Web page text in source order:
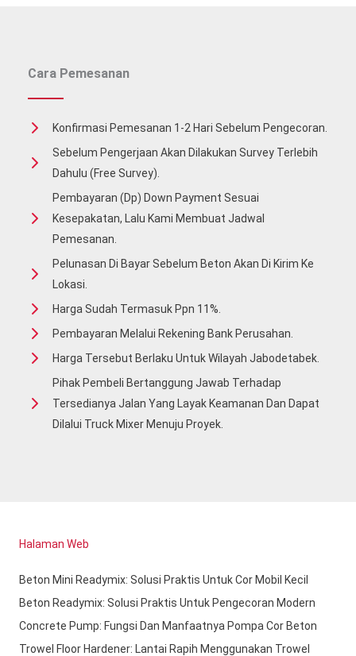
Cara Pemesanan
Konfirmasi Pemesanan 1-2 Hari Sebelum Pengecoran.
Sebelum Pengerjaan Akan Dilakukan Survey Terlebih
Dahulu (free Survey).
Pembayaran (Dp) Down Payment Sesuai
Kesepakatan, Lalu Kami Membuat Jadwal
Pemesanan.
Pelunasan Di Bayar Sebelum Beton Akan Di Kirim Ke
Lokasi.
Harga Sudah Termasuk Ppn 11%.
Pembayaran Melalui Rekening Bank Perusahan.
Harga Tersebut Berlaku Untuk Wilayah Jabodetabek.
Pihak Pembeli Bertanggung Jawab Terhadap
Tersedianya Jalan Yang Layak Keamanan Dan Dapat
Dilalui Truck Mixer Menuju Proyek.
Halaman Web
Beton Mini Readymix: Solusi Praktis Untuk Cor Mobil Kecil
Beton Readymix: Solusi Praktis Untuk Pengecoran Modern
Concrete Pump: Fungsi Dan Manfaatnya Pompa Cor Beton
Trowel Floor Hardener: Lantai Rapih Menggunakan Trowel